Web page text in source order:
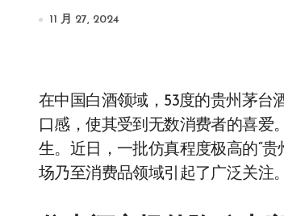
11 月 27, 2024
在中国白酒领域，53度的贵州茅台
口感，使其受到无数消费者的喜爱
生。近日，一批仿真程度极高的“
场乃至消费品领域引起了广泛关注。